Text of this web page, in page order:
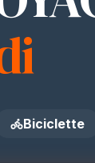
Biciclette